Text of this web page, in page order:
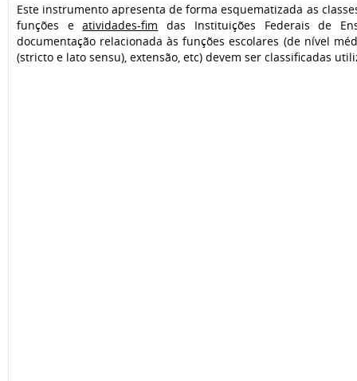
Este instrumento apresenta de forma esquematizada as
funções eatividades-fim das Instituições Federais de
documentação relacionada às funções escolares (de nível
(stricto e lato sensu), extensão, etc) devem ser classificadas